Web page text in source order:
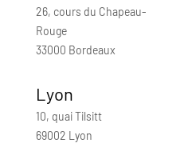
26, cours du Chapeau-
Rouge
33000 Bordeaux
Lyon
10, quai Tilsitt
69002 Lyon